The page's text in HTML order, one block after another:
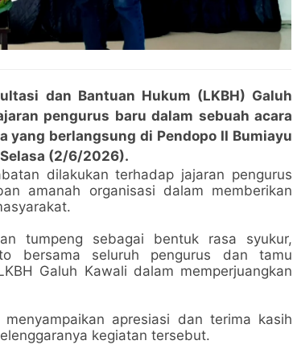
dan Bantuan Hukum (LKBH) Galuh
pengurus baru dalam sebuah acara
yang berlangsung di Pendopo II Bumiayu
(2/6/2026).
dilakukan terhadap jajaran pengurus
amanah organisasi dalam memberikan
tumpeng sebagai bentuk rasa syukur,
bersama seluruh pengurus dan tamu
Galuh Kawali dalam memperjuangkan
apresiasi dan terima kasih
kegiatan tersebut.